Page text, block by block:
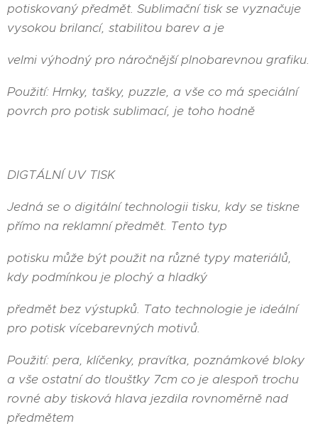
potiskovaný předmět. Sublimační tisk se vyznačuje
vysokou brilancí, stabilitou barev a je
velmi výhodný pro náročnější plnobarevnou grafiku.
Použití: Hrnky, tašky, puzzle, a vše co má speciální
povrch pro potisk sublimací, je toho hodně
DIGTÁLNÍ UV TISK
Jedná se o digitální technologii tisku, kdy se tiskne
přímo na reklamní předmět. Tento typ
potisku může být použit na různé typy materiálů,
kdy podmínkou je plochý a hladký
předmět bez výstupků. Tato technologie je ideální
pro potisk vícebarevných motivů.
Použití: pera, klíčenky, pravítka, poznámkové bloky
a vše ostatní do tloušťky 7cm co je alespoň trochu
rovné aby tisková hlava jezdila rovnoměrně nad
předmětem